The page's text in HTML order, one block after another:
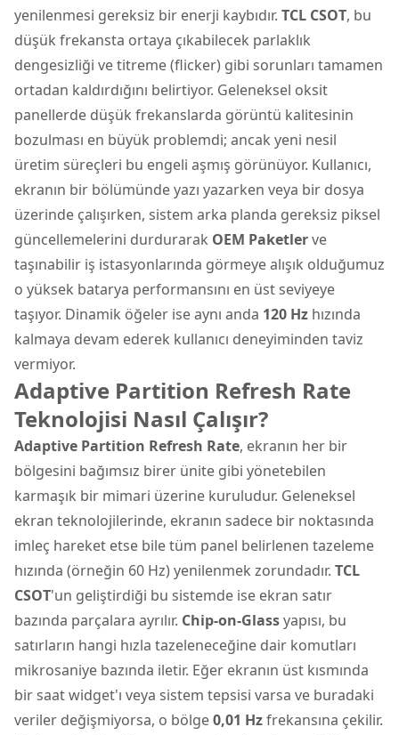
yenilenmesi gereksiz bir enerji kaybıdır. TCL CSOT, bu
düşük frekansta ortaya çıkabilecek parlaklık
dengesizliği ve titreme (flicker) gibi sorunları tamamen
ortadan kaldırdığını belirtiyor. Geleneksel oksit
panellerde düşük frekanslarda görüntü kalitesinin
bozulması en büyük problemdi; ancak yeni nesil
üretim süreçleri bu engeli aşmış görünüyor. Kullanıcı,
ekranın bir bölümünde yazı yazarken veya bir dosya
üzerinde çalışırken, sistem arka planda gereksiz piksel
güncellemelerini durdurarak OEM Paketlerve
taşınabilir iş istasyonlarında görmeye alışık olduğumuz
o yüksek batarya performansını en üst seviyeye
taşıyor. Dinamik öğeler ise aynı anda 120 Hz hızında
kalmaya devam ederek kullanıcı deneyiminden taviz
vermiyor.
Adaptive Partition Refresh Rate
Teknolojisi Nasıl Çalışır?
Adaptive Partition Refresh Rate, ekranın her bir
bölgesini bağımsız birer ünite gibi yönetebilen
karmaşık bir mimari üzerine kuruludur. Geleneksel
ekran teknolojilerinde, ekranın sadece bir noktasında
imleç hareket etse bile tüm panel belirlenen tazeleme
hızında (örneğin 60 Hz) yenilenmek zorundadır. TCL
CSOT'un geliştirdiği bu sistemde ise ekran satır
bazında parçalara ayrılır. Chip-on-Glassyapısı, bu
satırların hangi hızla tazeleneceğine dair komutları
mikrosaniye bazında iletir. Eğer ekranın üst kısmında
bir saat widget'ı veya sistem tepsisi varsa ve buradaki
veriler değişmiyorsa, o bölge0,01 Hzfrekansına çekilir.